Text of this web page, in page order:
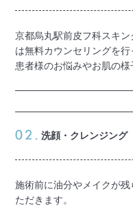
京都烏丸駅前皮フ科スキ
は無料カウンセリングを行
患者様のお悩みやお肌の様
洗顔・クレンジング
施術前に油分やメイクが
ただきます。